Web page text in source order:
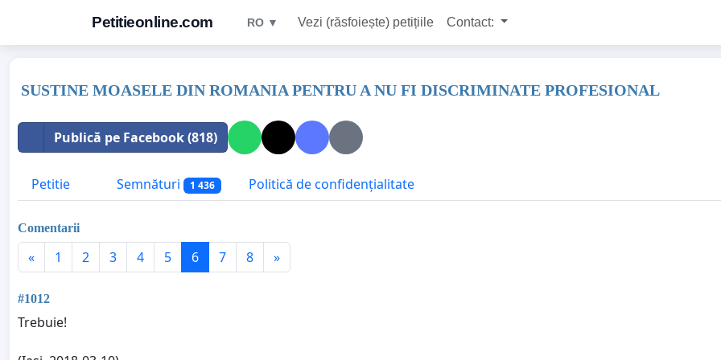
Petitieonline.com RO ▼ Vezi (răsfoiește) petițiile Contact:
SUSTINE MOASELE DIN ROMANIA PENTRU A NU FI DISCRIMINATE PROFESIONAL
Publică pe Facebook (818)
Petitie Semnături 1 436 Politică de confidențialitate
Comentarii
« 1 2 3 4 5 6 7 8 »
#1012
Trebuie!